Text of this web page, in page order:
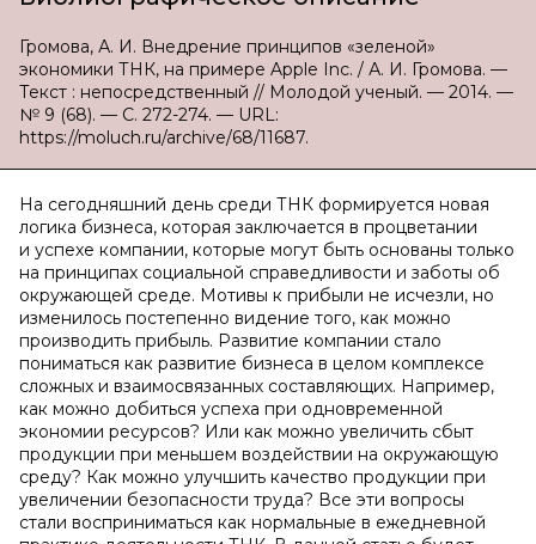
Громова, А. И. Внедрение принципов «зеленой»
экономики ТНК, на примере Apple Inc. / А. И. Громова. —
Текст : непосредственный // Молодой ученый. — 2014. —
№ 9 (68). — С. 272-274. — URL:
https://moluch.ru/archive/68/11687.
На сегодняшний день среди ТНК формируется новая
логика бизнеса, которая заключается в процветании
и успехе компании, которые могут быть основаны только
на принципах социальной справедливости и заботы об
окружающей среде. Мотивы к прибыли не исчезли, но
изменилось постепенно видение того, как можно
производить прибыль. Развитие компании стало
пониматься как развитие бизнеса в целом комплексе
сложных и взаимосвязанных составляющих. Например,
как можно добиться успеха при одновременной
экономии ресурсов? Или как можно увеличить сбыт
продукции при меньшем воздействии на окружающую
среду? Как можно улучшить качество продукции при
увеличении безопасности труда? Все эти вопросы
стали восприниматься как нормальные в ежедневной